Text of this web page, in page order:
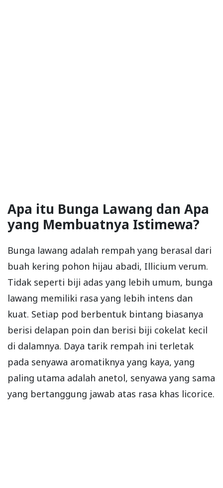
Apa itu Bunga Lawang dan Apa
yang Membuatnya Istimewa?
Bunga lawang adalah rempah yang berasal dari
buah kering pohon hijau abadi, Illicium verum.
Tidak seperti biji adas yang lebih umum, bunga
lawang memiliki rasa yang lebih intens dan
kuat. Setiap pod berbentuk bintang biasanya
berisi delapan poin dan berisi biji cokelat kecil
di dalamnya. Daya tarik rempah ini terletak
pada senyawa aromatiknya yang kaya, yang
paling utama adalah anetol, senyawa yang sama
yang bertanggung jawab atas rasa khas licorice.